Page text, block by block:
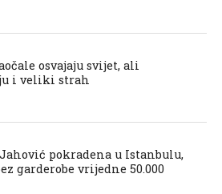
osvajaju svijet, ali
i veliki strah
pokradena u Istanbulu,
garderobe vrijedne 50.000